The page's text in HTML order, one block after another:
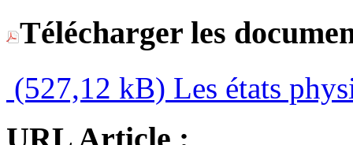
Télécharger les
(527,12 kB) Les états